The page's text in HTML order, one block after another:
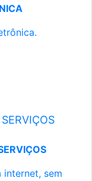
internet, sem